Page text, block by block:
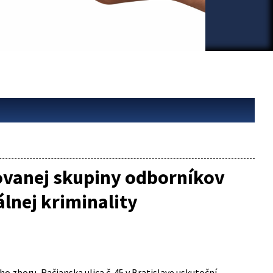
skupiny odborníkov
kriminality